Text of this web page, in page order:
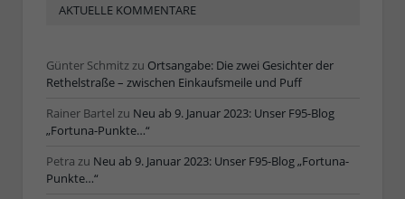
AKTUELLE KOMMENTARE
Günter Schmitzzu Ortsangabe: Die zwei Gesichter der
Rethelstraße – zwischen Einkaufsmeile und Puff
Rainer Bartel zu Neu ab 9. Januar 2023: Unser F95-Blog
„Fortuna-Punkte…“
Petra zu Neu ab 9. Januar 2023: Unser F95-Blog „Fortuna-
Punkte…“